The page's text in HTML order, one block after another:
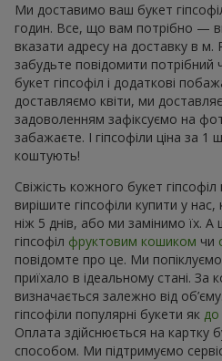
Ми доставимо ваш букет
годин. Все, що вам потрібно —
вказати адресу на доставку в м.
забудьте повідомити потрібний
букет гіпсофіл і додаткові
доставляємо квіти, ми
задоволенням зафіксуємо на
забажаєте. І гіпсофіли ціна за 1
коштують!
Свіжість кожного букет
вирішите гіпсофіли купити у
ніж 5 днів, або ми замінимо їх.
гіпсофіл фруктовим кошиком чи
повідомте про це. Ми
приїхало в ідеальному стані. За
визначається залежно від
гіпсофіли популярні букети як до
Оплата здійснюється на картку
способом. Ми підтримуємо